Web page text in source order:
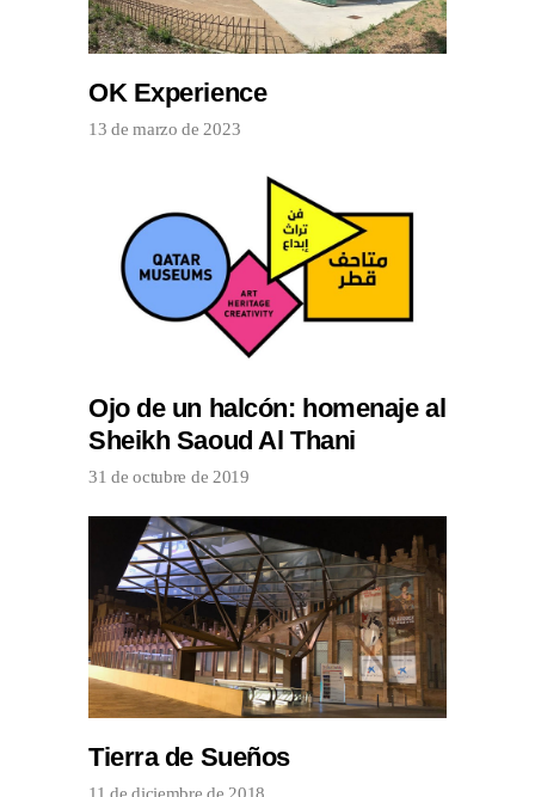
OK Experience
13 de marzo de 2023
Ojo de un halcón: homenaje al
Sheikh Saoud Al Thani
31 de octubre de 2019
Tierra de Sueños